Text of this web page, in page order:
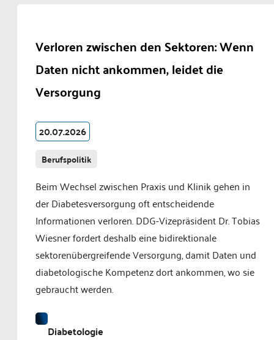
Verloren zwischen den Sektoren: Wenn
Daten nicht ankommen, leidet die
Versorgung
20.07.2026
Berufspolitik
Beim Wechsel zwischen Praxis und Klinik gehen in
der Diabetesversorgung oft entscheidende
Informationen verloren. DDG-Vizepräsident Dr. Tobias
Wiesner fordert deshalb eine bidirektionale
sektorenübergreifende Versorgung, damit Daten und
diabetologische Kompetenz dort ankommen, wo sie
gebraucht werden.
Diabetologie